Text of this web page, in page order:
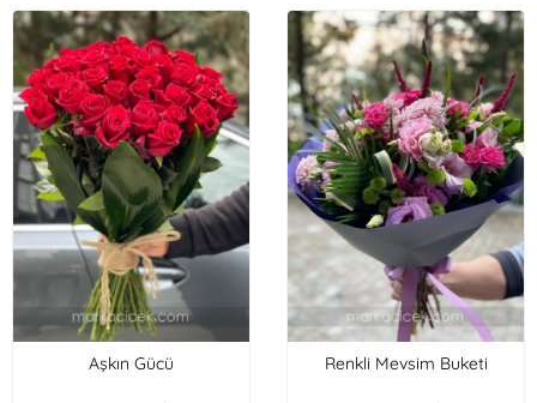
Aşkın Gücü Renkli Mevsim Buketi